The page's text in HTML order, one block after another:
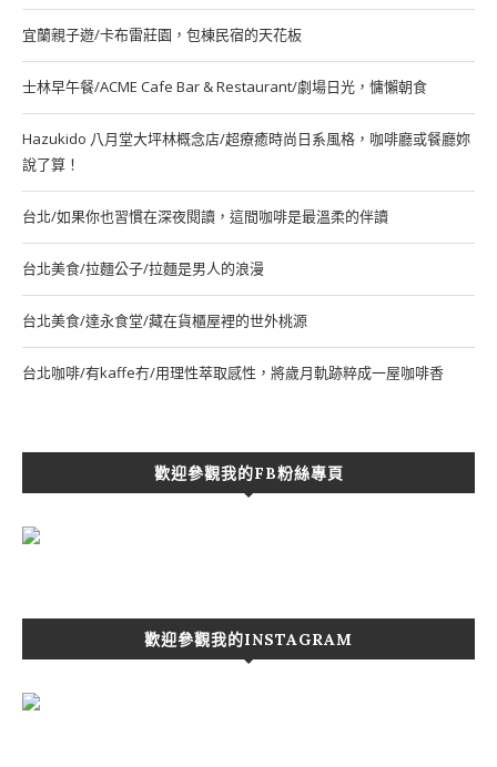
宜蘭親子遊/卡布雷莊園，包棟民宿的天花板
士林早午餐/ACME Cafe Bar & Restaurant/劇場日光，慵懶朝食
Hazukido 八月堂大坪林概念店/超療癒時尚日系風格，咖啡廳或餐廳妳
說了算！
台北/如果你也習慣在深夜閱讀，這間咖啡是最溫柔的伴讀
台北美食/拉麵公子/拉麵是男人的浪漫
台北美食/達永食堂/藏在貨櫃屋裡的世外桃源
台北咖啡/有kaffe冇/用理性萃取感性，將歲月軌跡粹成一屋咖啡香
歡迎參觀我的FB粉絲專頁
歡迎參觀我的INSTAGRAM